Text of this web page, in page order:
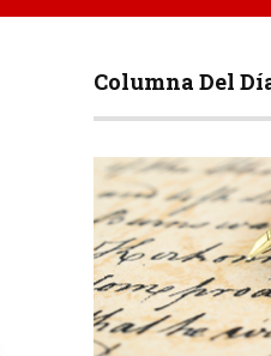
Columna Del